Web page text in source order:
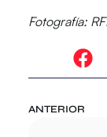
Fotografía:
ANTERIOR